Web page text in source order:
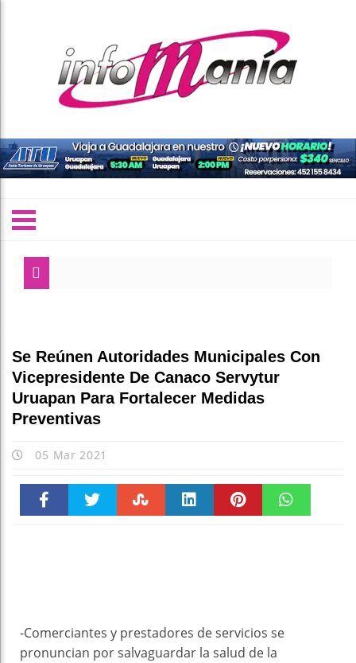
Se Reúnen Autoridades Municipales Con
Vicepresidente De Canaco Servytur
Uruapan Para Fortalecer Medidas
Preventivas
05 Mar 2021
-Comerciantes y prestadores de servicios se
pronuncian por salvaguardar la salud de la